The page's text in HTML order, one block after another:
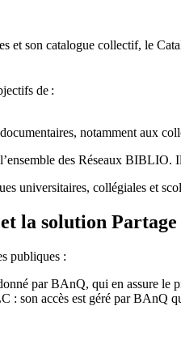
son catalogue collectif, le
de :
notamment aux
’ensemble des Réseaux BIBLIO.
universitaires, collégiales et
la solution
publiques :
par BAnQ, qui en assure le
: son accès est géré par